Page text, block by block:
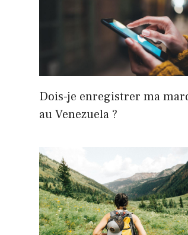
Dois-je enregistrer ma
au Venezuela ?